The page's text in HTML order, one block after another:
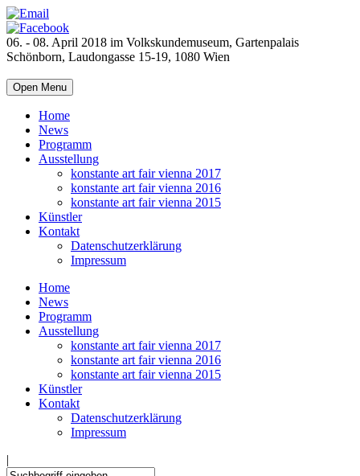
06. - 08. April 2018 im Volkskundemuseum, Gartenpalais
Schönborn, Laudongasse 15-19, 1080 Wien
Open Menu
Home
News
Programm
Ausstellung
konstante art fair vienna 2017
konstante art fair vienna 2016
konstante art fair vienna 2015
Künstler
Kontakt
Datenschutzerklärung
Impressum
Home
News
Programm
Ausstellung
konstante art fair vienna 2017
konstante art fair vienna 2016
konstante art fair vienna 2015
Künstler
Kontakt
Datenschutzerklärung
Impressum
|